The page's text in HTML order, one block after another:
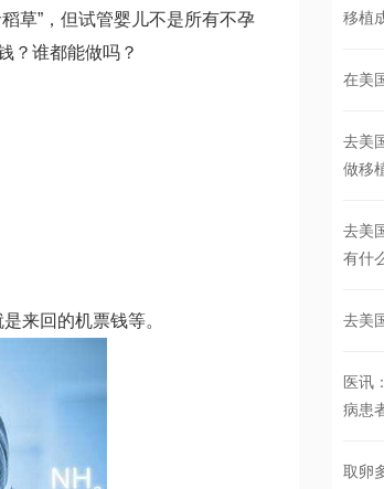
草”，但试管婴儿不是所有不孕
？谁都能做吗？
来回的机票钱等。
移植
在美
去美
做移
去美
有什
去美
医讯
病患
取卵